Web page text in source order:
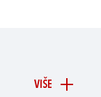
VIŠE